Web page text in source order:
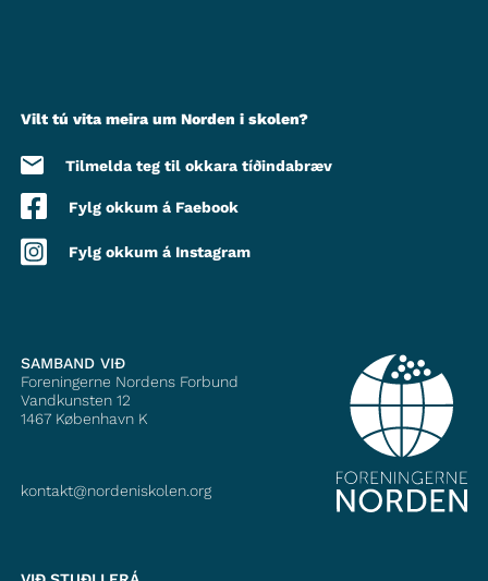
Vilt tú vita meira um Norden i skolen?
Tilmelda teg til okkara tíðindabræv
Fylg okkum á Faebook
Fylg okkum á Instagram
SAMBAND VIÐ
Foreningerne Nordens Forbund
Vandkunsten 12
1467 København K
kontakt@nordeniskolen.org